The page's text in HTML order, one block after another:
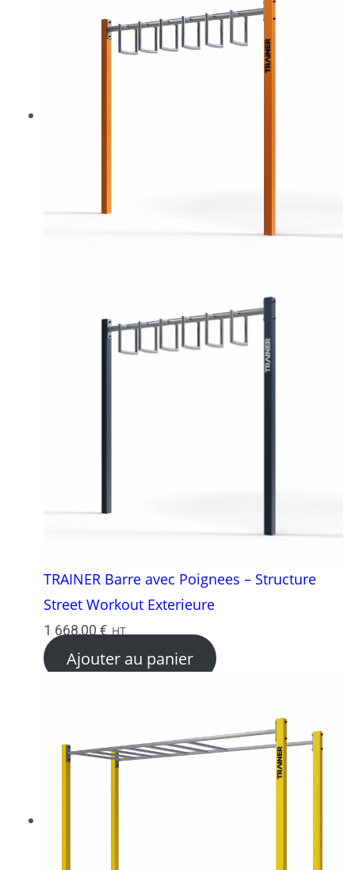
TRAINER Barre avec Poignees – Structure
Street Workout Exterieure
1 668,00 € HT
Ajouter au panier